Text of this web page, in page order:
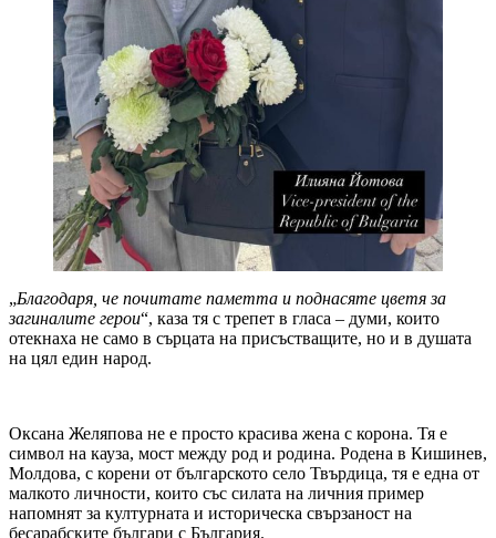
„Благодаря, че почитате паметта и поднасяте цветя за
загиналите герои“, каза тя с трепет в гласа – думи, които
отекнаха не само в сърцата на присъстващите, но и в душата
на цял един народ.
Оксана Желяпова не е просто красива жена с корона. Тя е
символ на кауза, мост между род и родина. Родена в Кишинев,
Молдова, с корени от българското село Твърдица, тя е една от
малкото личности, които със силата на личния пример
напомнят за културната и историческа свързаност на
бесарабските българи с България.